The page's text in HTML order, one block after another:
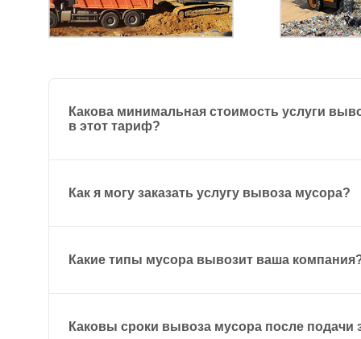
Какова минимальная стоимость услуги
в этот тариф?
Как я могу заказать услугу вывоза мусора?
Какие типы мусора вывозит ваша
Каковы сроки вывоза мусора после подачи